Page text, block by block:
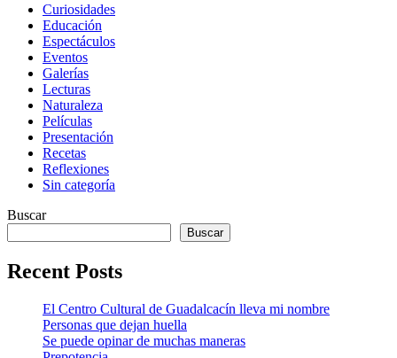
Curiosidades
Educación
Espectáculos
Eventos
Galerías
Lecturas
Naturaleza
Películas
Presentación
Recetas
Reflexiones
Sin categoría
Buscar
Buscar
Recent Posts
El Centro Cultural de Guadalcacín lleva mi nombre
Personas que dejan huella
Se puede opinar de muchas maneras